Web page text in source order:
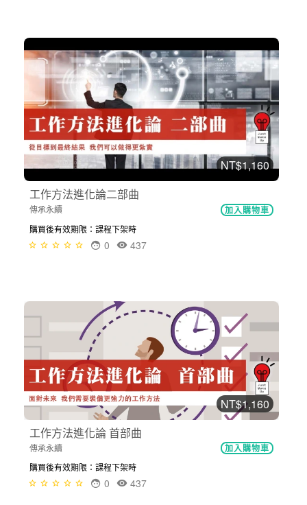
NT$1,160
工作方法進化論二部曲
傳承永續 加入購物車
購買後有效期限：課程下架時
437
0
NT$1,160
工作方法進化論 首部曲
傳承永續 加入購物車
購買後有效期限：課程下架時
437
0